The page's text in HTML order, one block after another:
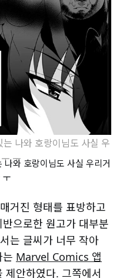
나와 호랑이님도 사실 우
ㅜ
와 호랑이님도 사실 우리거
ㅜ
거진 형태를 표방하고
으로한 원고가 대부분
는 글씨가 너무 작아
Marvel Comics 앱
제안하였다. 그쪽에서